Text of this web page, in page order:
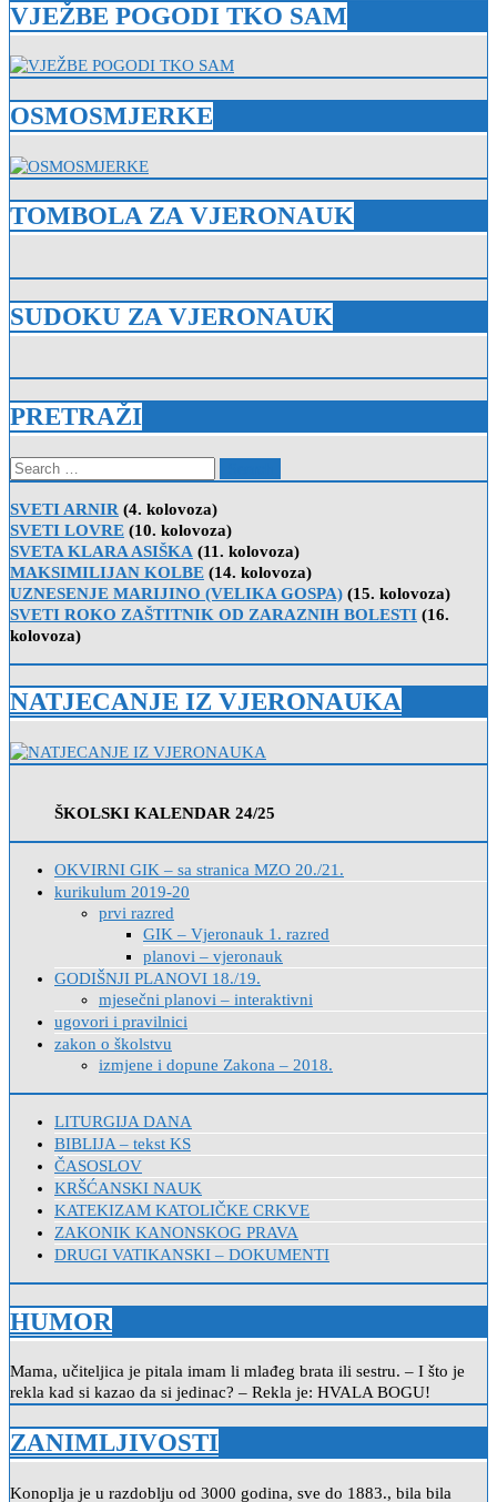
VJEŽBE POGODI TKO SAM
OSMOSMJERKE
TOMBOLA ZA VJERONAUK
SUDOKU ZA VJERONAUK
PRETRAŽI
Search
for:
SVETI ARNIR (4. kolovoza)
SVETI LOVRE (10. kolovoza)
SVETA KLARA ASIŠKA (11. kolovoza)
MAKSIMILIJAN KOLBE (14. kolovoza)
UZNESENJE MARIJINO (VELIKA GOSPA) (15. kolovoza)
SVETI ROKO ZAŠTITNIK OD ZARAZNIH BOLESTI (16.
kolovoza)
NATJECANJE IZ VJERONAUKA
ŠKOLSKI KALENDAR 24/25
OKVIRNI GIK – sa stranica MZO 20./21.
kurikulum 2019-20
prvi razred
GIK – Vjeronauk 1. razred
planovi – vjeronauk
GODIŠNJI PLANOVI 18./19.
mjesečni planovi – interaktivni
ugovori i pravilnici
zakon o školstvu
izmjene i dopune Zakona – 2018.
LITURGIJA DANA
BIBLIJA – tekst KS
ČASOSLOV
KRŠĆANSKI NAUK
KATEKIZAM KATOLIČKE CRKVE
ZAKONIK KANONSKOG PRAVA
DRUGI VATIKANSKI – DOKUMENTI
HUMOR
Mama, učiteljica je pitala imam li mlađeg brata ili sestru. – I što je
rekla kad si kazao da si jedinac? – Rekla je: HVALA BOGU!
ZANIMLJIVOSTI
Konoplja je u razdoblju od 3000 godina, sve do 1883., bila bila